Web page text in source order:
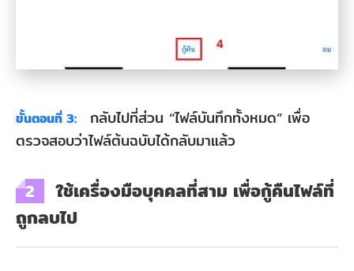
ขั้นตอนที่ 3:
กลับไปที่ส่วน “ไฟล์บันทึกทั้งหมด” เพื่อ
ตรวจสอบว่าไฟล์ต้นฉบับได้กลับมาแล้ว
2
ใช้เครื่องมือบุคคลที่สาม เพื่อกู้คืนไฟล์ที่
ถูกลบไป